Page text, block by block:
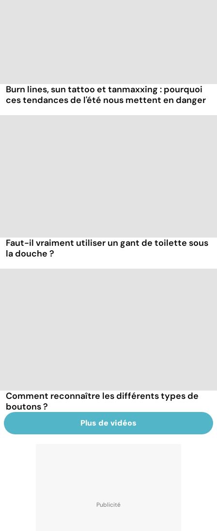
Burn lines, sun tattoo et tanmaxxing : pourquoi
ces tendances de l'été nous mettent en danger
Faut-il vraiment utiliser un gant de toilette sous
la douche ?
Comment reconnaître les différents types de
boutons ?
Plus de vidéos